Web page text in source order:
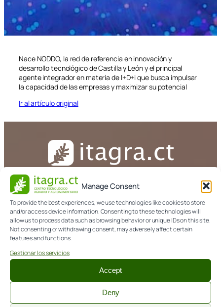
Manage Consent
To provide the best experiences, we use technologies like cookies to store
and/or access device information. Consenting to these technologies will
allow us to process data such as browsing behavior or unique IDs on this site.
Not consenting or withdrawing consent, may adversely affect certain
features and functions.
Gestionar los servicios
Accept
Deny
Nace NODDO, la red de referencia en innovación y
desarrollo tecnológico de Castilla y León y el principal
agente integrador en materia de I+D+i que busca impulsar
la capacidad de las empresas y maximizar su potencial
Ir al artículo original
13 de junio de 2023
CONTACTA
979 108 303
info@itagra.com
Avda. de Madrid, 44 (Palencia)
NORMATIVA